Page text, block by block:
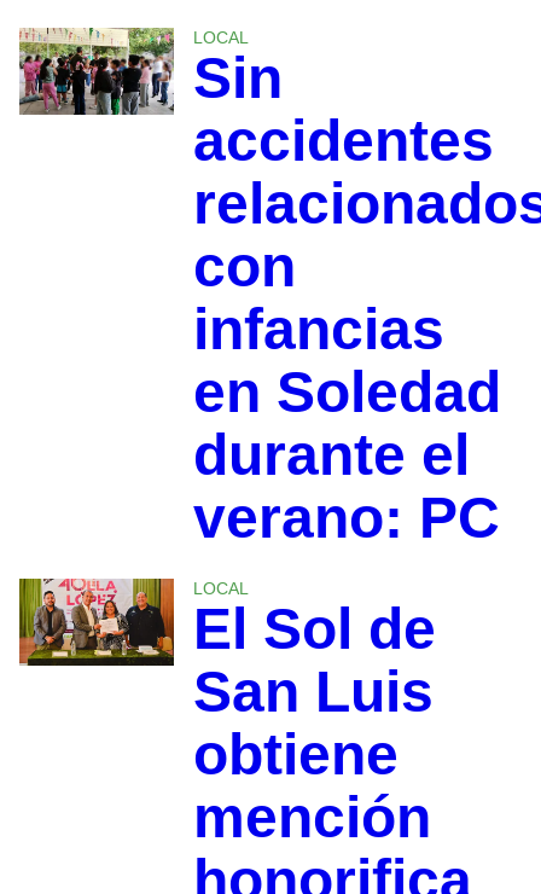
LOCAL
Sin
accidentes
con
infancias
en Soledad
durante el
verano: PC
LOCAL
El Sol de
San Luis
obtiene
mención
honorifica